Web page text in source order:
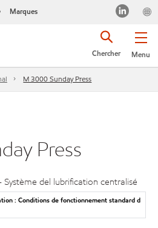
Marques
Menu
Chercher
M 3000 Sunday Press
Press
del lubrification centralisé
: Conditions de fonctionnement standard d